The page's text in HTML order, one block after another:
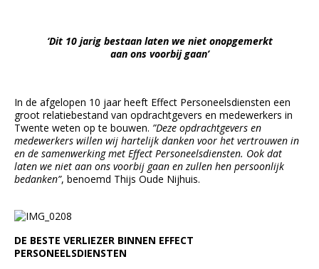
‘Dit 10 jarig bestaan laten we niet onopgemerkt
aan ons voorbij gaan’
In de afgelopen 10 jaar heeft Effect Personeelsdiensten een
groot relatiebestand van opdrachtgevers en medewerkers in
Twente weten op te bouwen. ”Deze opdrachtgevers en
medewerkers willen wij hartelijk danken voor het vertrouwen in
en de samenwerking met Effect Personeelsdiensten. Ook dat
laten we niet aan ons voorbij gaan en zullen hen persoonlijk
bedanken”, benoemd Thijs Oude Nijhuis.
DE BESTE VERLIEZER BINNEN EFFECT
PERSONEELSDIENSTEN